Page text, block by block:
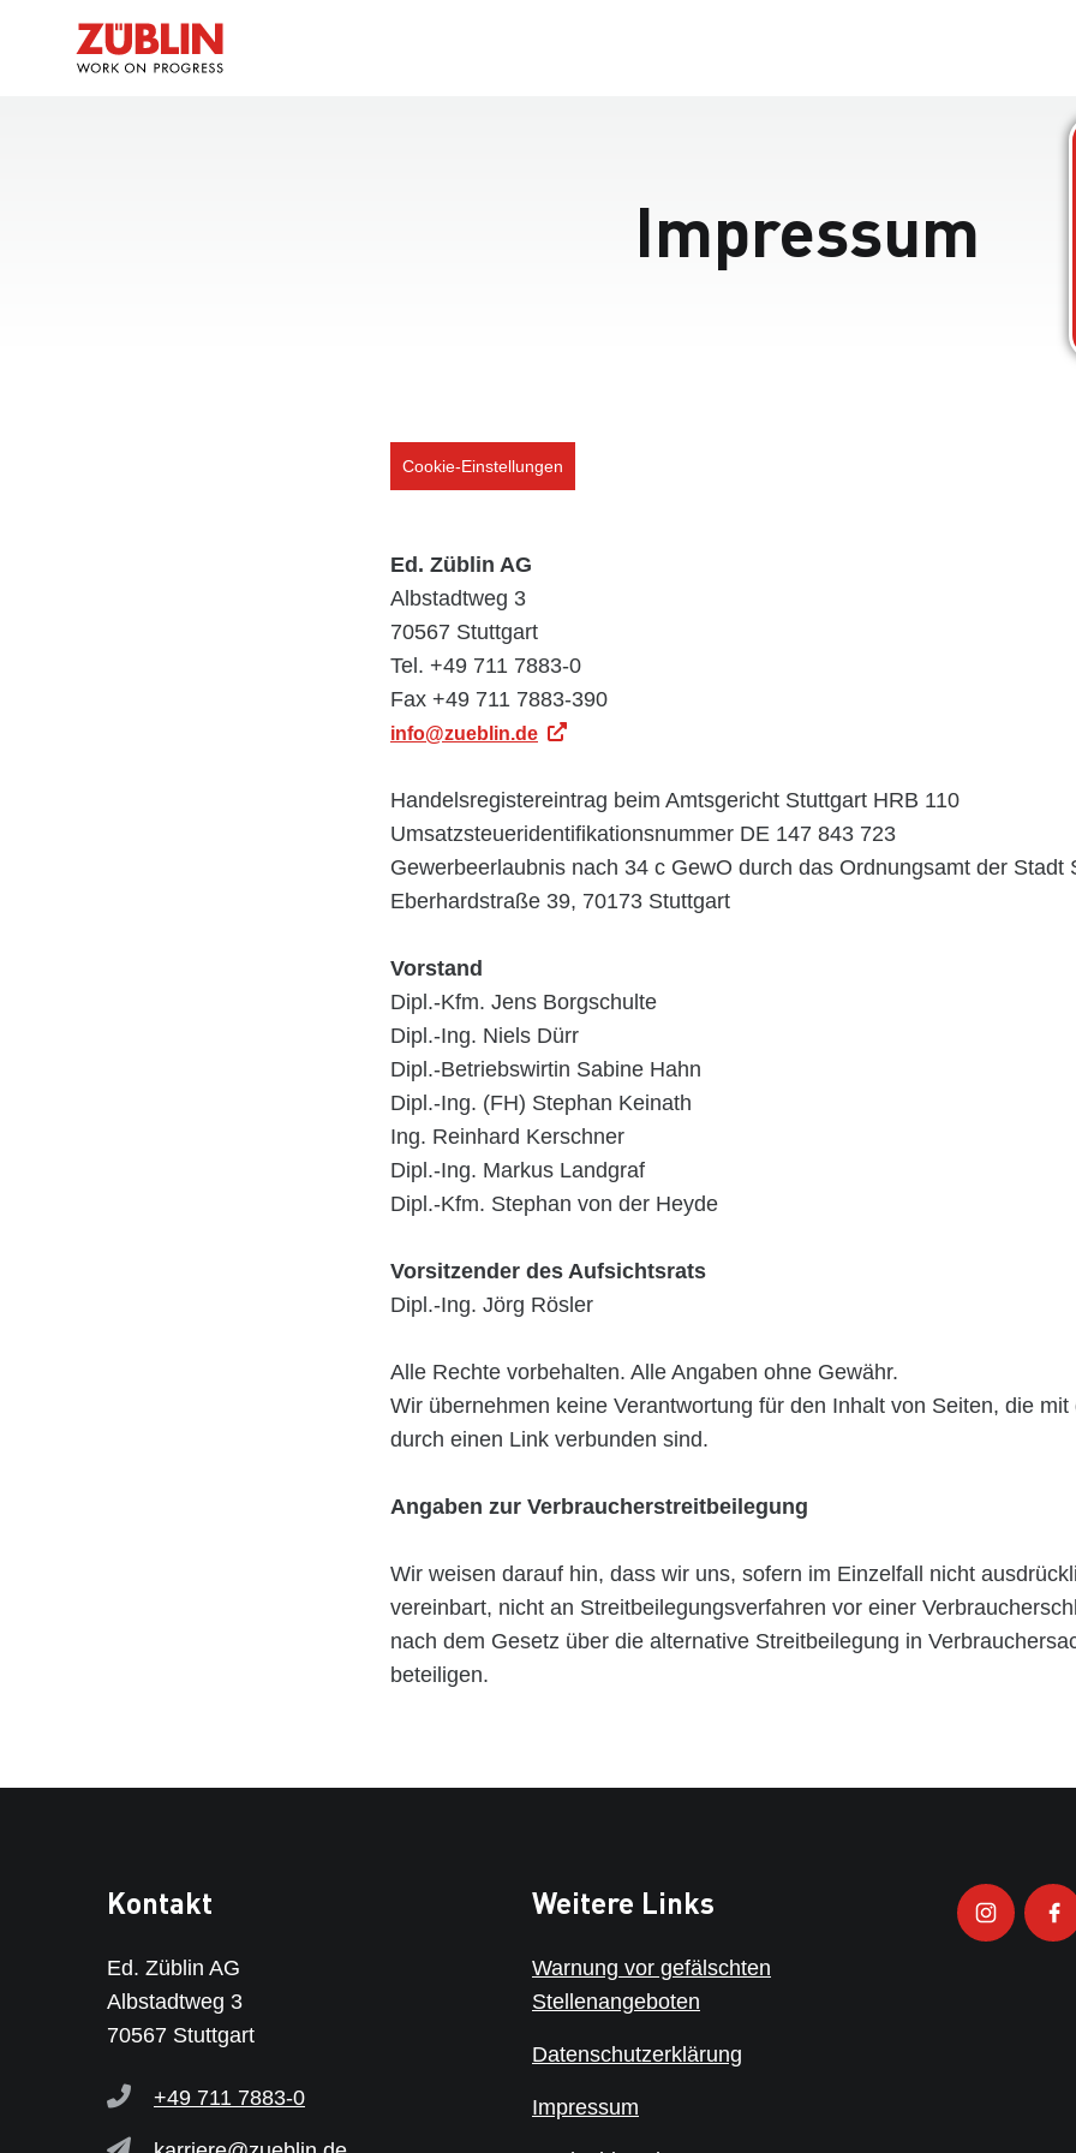
Impressum
Cookie-Einstellungen
Ed. Züblin AG
Albstadtweg 3
70567 Stuttgart
Tel. +49 711 7883-0
Fax +49 711 7883-390
info@zueblin.de
Handelsregistereintrag beim Amtsgericht Stuttgart HRB 110
Umsatzsteueridentifikationsnummer DE 147 843 723
Gewerbeerlaubnis nach 34 c GewO durch das Ordnungsamt der Stadt
Eberhardstraße 39, 70173 Stuttgart
Vorstand
Dipl.-Kfm. Jens Borgschulte
Dipl.-Ing. Niels Dürr
Dipl.-Betriebswirtin Sabine Hahn
Dipl.-Ing. (FH) Stephan Keinath
Ing. Reinhard Kerschner
Dipl.-Ing. Markus Landgraf
Dipl.-Kfm. Stephan von der Heyde
Vorsitzender des Aufsichtsrats
Dipl.-Ing. Jörg Rösler
Alle Rechte vorbehalten. Alle Angaben ohne Gewähr.
Wir übernehmen keine Verantwortung für den Inhalt von Seiten, die mit
durch einen Link verbunden sind.
Angaben zur Verbraucherstreitbeilegung
Wir weisen darauf hin, dass wir uns, sofern im Einzelfall nicht
vereinbart, nicht an Streitbeilegungsverfahren vor einer
nach dem Gesetz über die alternative Streitbeilegung in
beteiligen.
Kontakt
Ed. Züblin AG
Albstadtweg 3
70567 Stuttgart
+49 711 7883-0
Weitere Links
Warnung vor gefälschten
Stellenangeboten
Datenschutzerklärung
Impressum